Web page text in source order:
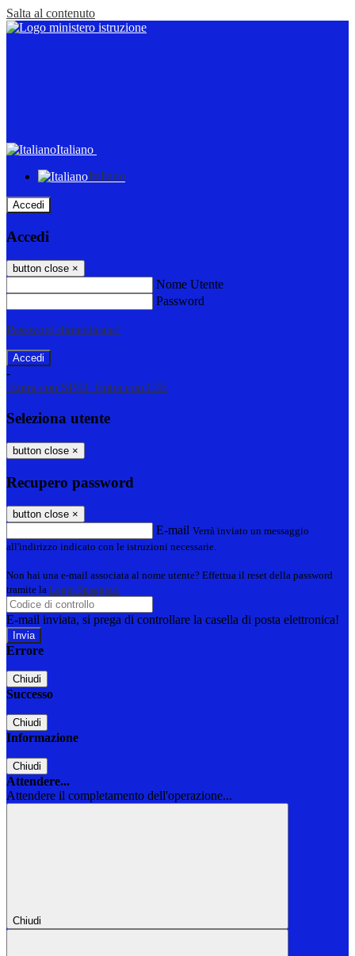
Salta al contenuto
Italiano
Italiano
Accedi
Accedi
button close ×
Nome Utente
Password
Password dimenticata?
-
Entra con SPID Entra con CIE
Seleziona utente
button close ×
Recupero password
button close ×
E-mail Verrà inviato un messaggio
all'indirizzo indicato con le istruzioni necessarie.
Non hai una e-mail associata al nome utente? Effettua il reset della password
tramite la Login Spaggiari
E-mail inviata, si prega di controllare la casella di posta elettronica!
Errore
Chiudi
Successo
Chiudi
Informazione
Chiudi
Attendere...
Attendere il completamento dell'operazione...
Chiudi